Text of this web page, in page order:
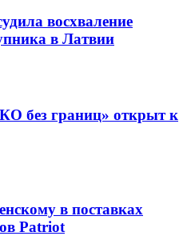
восхваление
в Латвии
без границ» открыт к
в поставках
Patriot